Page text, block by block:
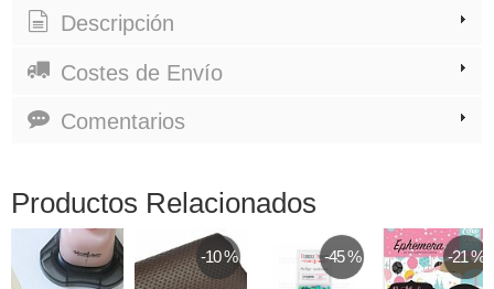
Descripción
Costes de Envío
Comentarios
Productos Relacionados
-10 % -45 % -21 %